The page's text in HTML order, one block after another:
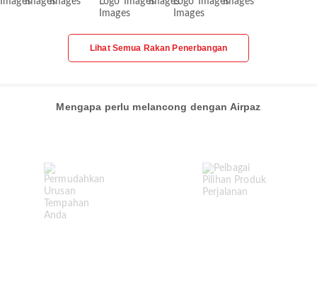
Lihat Semua Rakan Penerbangan
Mengapa perlu melancong dengan Airpaz